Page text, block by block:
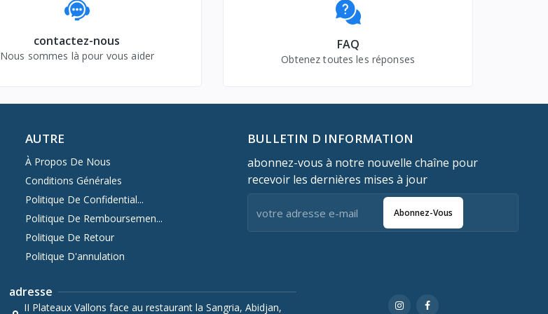
contactez-nous
Nous sommes là pour vous aider
FAQ
Obtenez toutes les réponses
AUTRE
À Propos De Nous
Conditions Générales
Politique De Confidential...
Politique De Remboursemen...
Politique De Retour
Politique D'annulation
BULLETIN D INFORMATION
abonnez-vous à notre nouvelle chaîne pour
recevoir les dernières mises à jour
Abonnez-Vous
adresse
II Plateaux Vallons face au restaurant la Sangria, Abidjan,